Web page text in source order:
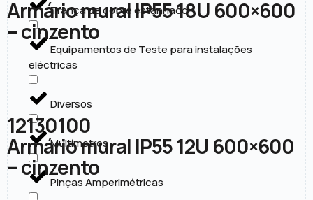
Trança de cobre estanhado
Equipamentos de Teste para instalações
eléctricas
Diversos
Multímetros
Pinças Amperimétricas
Armário mural IP55 18U 600×600
– cinzento
12130100
Armário mural IP55 12U 600×600
– cinzento